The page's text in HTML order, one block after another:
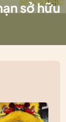
sở hữu